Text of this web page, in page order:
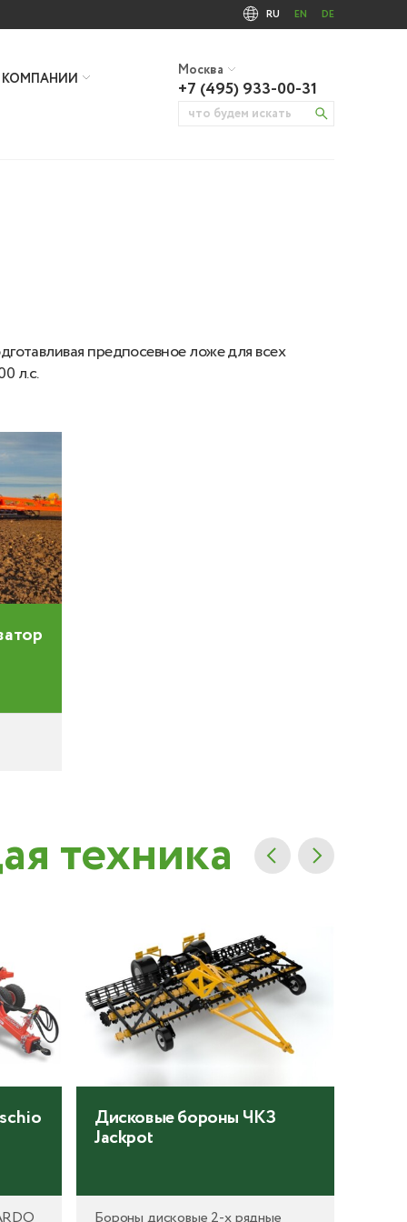
RU EN DE
Москва
+7 (495) 933-00-31
предпосевное ложе для всех
л.с.
техника
Дисковые бороны ЧКЗ
Jackpot
Бороны дисковые 2-х рядные